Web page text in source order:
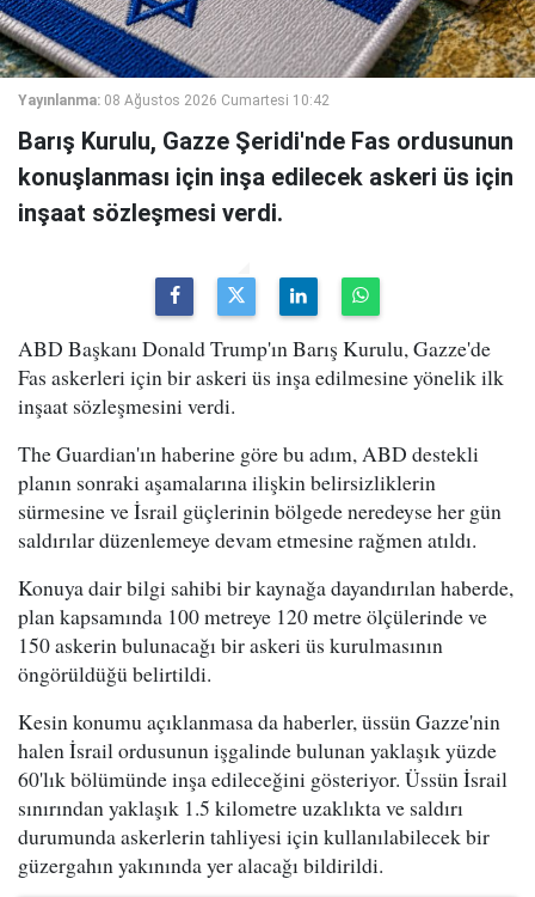
Yayınlanma: 08 Ağustos 2026 Cumartesi 10:42
Barış Kurulu, Gazze Şeridi'nde Fas ordusunun
konuşlanması için inşa edilecek askeri üs için
inşaat sözleşmesi verdi.
ABD Başkanı Donald Trump'ın Barış Kurulu, Gazze'de
Fas askerleri için bir askeri üs inşa edilmesine yönelik ilk
inşaat sözleşmesini verdi.
The Guardian'ın haberine göre bu adım, ABD destekli
planın sonraki aşamalarına ilişkin belirsizliklerin
sürmesine ve İsrail güçlerinin bölgede neredeyse her gün
saldırılar düzenlemeye devam etmesine rağmen atıldı.
Konuya dair bilgi sahibi bir kaynağa dayandırılan haberde,
plan kapsamında 100 metreye 120 metre ölçülerinde ve
150 askerin bulunacağı bir askeri üs kurulmasının
öngörüldüğü belirtildi.
Kesin konumu açıklanmasa da haberler, üssün Gazze'nin
halen İsrail ordusunun işgalinde bulunan yaklaşık yüzde
60'lık bölümünde inşa edileceğini gösteriyor. Üssün İsrail
sınırından yaklaşık 1.5 kilometre uzaklıkta ve saldırı
durumunda askerlerin tahliyesi için kullanılabilecek bir
güzergahın yakınında yer alacağı bildirildi.